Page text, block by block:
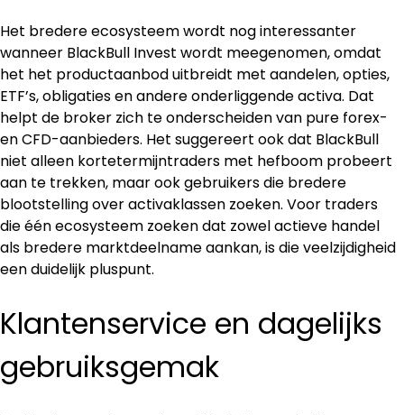
Het bredere ecosysteem wordt nog interessanter
wanneer BlackBull Invest wordt meegenomen, omdat
het het productaanbod uitbreidt met aandelen, opties,
ETF’s, obligaties en andere onderliggende activa. Dat
helpt de broker zich te onderscheiden van pure forex-
en CFD-aanbieders. Het suggereert ook dat BlackBull
niet alleen kortetermijntraders met hefboom probeert
aan te trekken, maar ook gebruikers die bredere
blootstelling over activaklassen zoeken. Voor traders
die één ecosysteem zoeken dat zowel actieve handel
als bredere marktdeelname aankan, is die veelzijdigheid
een duidelijk pluspunt.
Klantenservice en dagelijks
gebruiksgemak